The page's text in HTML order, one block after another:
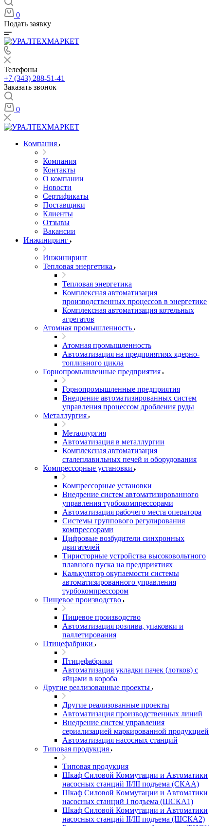
0
Подать заявку
Телефоны
+7 (343) 288-51-41
Заказать звонок
0
Компания
Компания
Контакты
О компании
Новости
Сертификаты
Поставщики
Клиенты
Отзывы
Вакансии
Инжиниринг
Инжиниринг
Тепловая энергетика
Тепловая энергетика
Комплексная автоматизация
производственных процессов в энергетике
Комплексная автоматизация котельных
агрегатов
Атомная промышленность
Атомная промышленность
Автоматизация на предприятиях ядерно-
топливного цикла
Горнопромышленные предприятия
Горнопромышленные предприятия
Внедрение автоматизированных систем
управления процессом дробления руды
Металлургия
Металлургия
Автоматизация в металлургии
Комплексная автоматизация
сталеплавильных печей и оборудования
Компрессорные установки
Компрессорные установки
Внедрение систем автоматизированного
управления турбокомпрессорами
Автоматизация рабочего места оператора
Системы группового регулирования
компрессорами
Цифровые возбудители синхронных
двигателей
Тиристорные устройства высоковольтного
плавного пуска на предприятиях
Калькулятор окупаемости системы
автоматизированного управления
турбокомпрессором
Пищевое производство
Пищевое производство
Автоматизация розлива, упаковки и
паллетирования
Птицефабрики
Птицефабрики
Автоматизация укладки пачек (лотков) с
яйцами в короба
Другие реализованные проекты
Другие реализованные проекты
Автоматизация производственных линий
Внедрение систем управления
сериализацией маркированной продукцией
Автоматизация насосных станций
Типовая продукция
Типовая продукция
Шкаф Силовой Коммутации и Автоматики
насосных станций II/III подъема (СКАА)
Шкаф Силовой Коммутации и Автоматики
насосных станций I подъема (ШСКА1)
Шкаф Силовой Коммутации и Автоматики
насосных станций II/III подъема (ШСКА2)